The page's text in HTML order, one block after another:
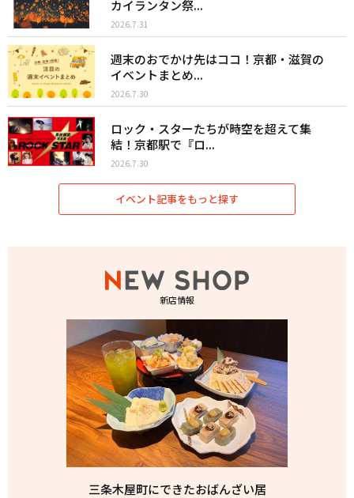
カイランタン祭...
2026.7.31
週末のおでかけ先はココ！京都・滋賀の
イベントまとめ...
2026.7.30
ロック・スターたちが時空を超えて集
結！京都駅で『ロ...
2026.7.30
イベント記事をもっと探す
新店情報
三条木屋町にできたおばんざい居